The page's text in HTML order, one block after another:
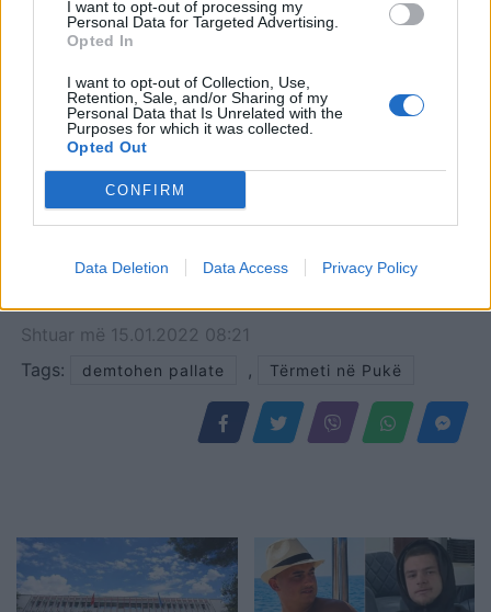
I want to opt-out of processing my
Personal Data for Targeted Advertising.
Opted In
I want to opt-out of Collection, Use,
Retention, Sale, and/or Sharing of my
Personal Data that Is Unrelated with the
Purposes for which it was collected.
Opted Out
CONFIRM
Data Deletion Data Access Privacy Policy
janë larguar prej aty. Në
hotelet e Golemit vijojnë
banorë të Durrësit në
pamundësi për të gjetur…
Shtuar më 15.01.2022 08:21
Tags:
demtohen pallate , Tërmeti në Pukë